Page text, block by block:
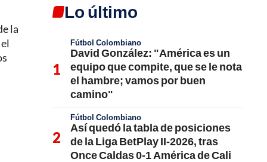
la
Lo último
Fútbol Colombiano
David González: "América es un
equipo que compite, que se le nota
el hambre; vamos por buen
camino"
Fútbol Colombiano
Así quedó la tabla de posiciones
de la Liga BetPlay II-2026, tras
Once Caldas 0-1 América de Cali